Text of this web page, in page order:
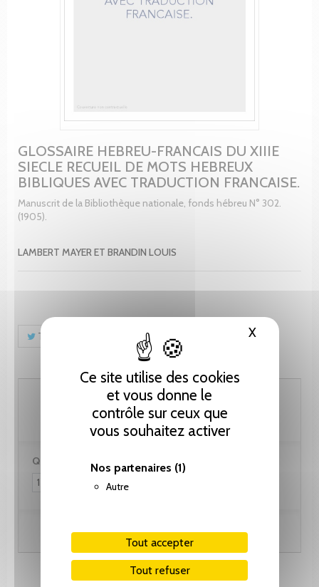
Ce site utilise des cookies
et vous donne le
contrôle sur ceux que
vous souhaitez activer
Nos partenaires (1)
Autre
Tout accepter
Tout refuser
XMasquer
GLOSSAIRE HEBREU-FRANCAIS DU XIIIE
SIECLE RECUEIL DE MOTS HEBREUX
BIBLIQUES AVEC TRADUCTION FRANCAISE.
Manuscrit de la Bibliothèque nationale, fonds hébreu N° 302.
(1905).
LAMBERT MAYER ET BRANDIN LOUIS
Tweet Pinterest
76.95 CHF
Quantité :
Ajouter au panier